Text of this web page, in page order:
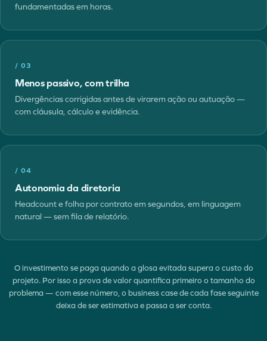
fundamentadas em horas.
/ 03
Menos passivo, com trilha
Divergências corrigidas antes de virarem ação ou autuação —
com cláusula, cálculo e evidência.
/ 04
Autonomia da diretoria
Headcount e folha por contrato em segundos, em linguagem
natural — sem fila de relatório.
O investimento se paga quando a glosa evitada supera o custo do
projeto. Por isso a prova de valor quantifica primeiro o tamanho do
problema — com esse número, o business case de cada fase seguinte
deixa de ser estimativa e passa a ser conta.